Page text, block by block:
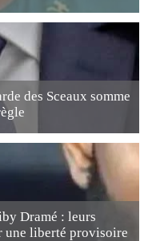
des Sceaux somme
Dramé : leurs
une liberté provisoire